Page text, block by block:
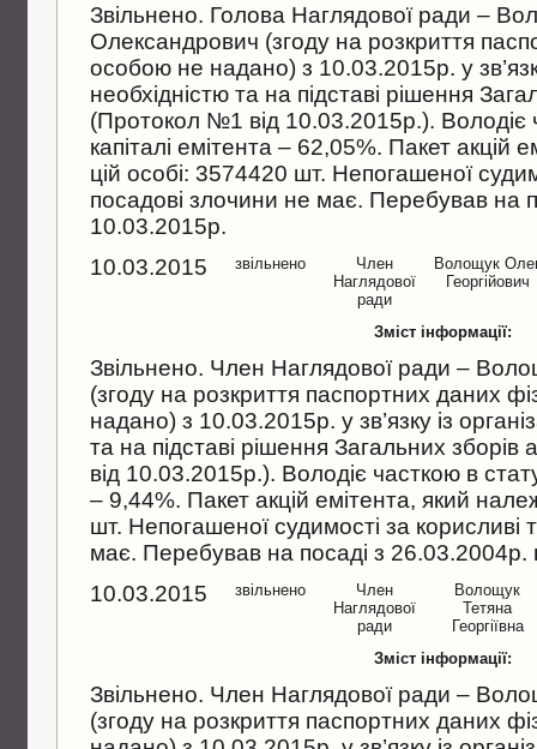
Звiльнено. Голова Наглядової ради –
Олександрович (згоду на розкриття
особою не надано) з 10.03.2015р. у
необхiднiстю та на пiдставi рiшення
(Протокол №1 вiд 10.03.2015р.). Володiє
капiталi емiтента – 62,05%. Пакет акцiй
цiй особi: 3574420 шт. Непогашеної
посадовi злочини не має. Перебував на
10.03.2015р.
10.03.2015
звільнено
Член
Наглядової
ради
Волощук
Георгiйович
Зміст інформації:
Звiльнено. Член Наглядової ради –
(згоду на розкриття паспортних даних
надано) з 10.03.2015р. у зв’язку iз
та на пiдставi рiшення Загальних
вiд 10.03.2015р.). Володiє часткою в
– 9,44%. Пакет акцiй емiтента, який
шт. Непогашеної судимостi за корисливi
має. Перебував на посадi з 26.03.2004р.
10.03.2015
звільнено
Член
Наглядової
ради
Волощук
Тетяна
Георгiївна
Зміст інформації:
Звiльнено. Член Наглядової ради –
(згоду на розкриття паспортних даних